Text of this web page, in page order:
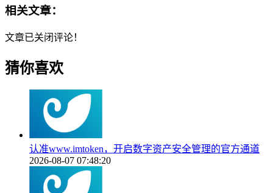
相关文章：
文章已关闭评论！
猜你喜欢
认准www.imtoken，开启数字资产安全管理的官方通道
2026-08-07 07:48:20